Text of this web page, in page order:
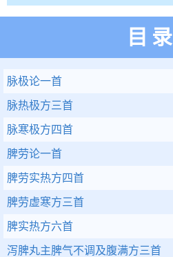
目录
脉极论一首
脉热极方三首
脉寒极方四首
脾劳论一首
脾劳实热方四首
脾劳虚寒方三首
脾实热方六首
泻脾丸主脾气不调及腹满方三首